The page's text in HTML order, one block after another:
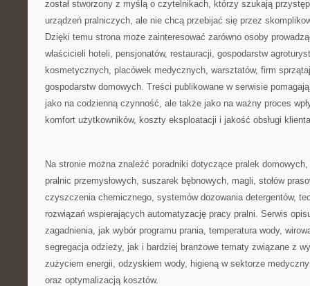
został stworzony z myślą o czytelnikach, którzy szukają
urządzeń pralniczych, ale nie chcą przebijać się przez
Dzięki temu strona może zainteresować zarówno osoby
właścicieli hoteli, pensjonatów, restauracji, gospodarstw
kosmetycznych, placówek medycznych, warsztatów, firm
gospodarstw domowych. Treści publikowane w serwisie
jako na codzienną czynność, ale także jako na ważny proces
komfort użytkowników, koszty eksploatacji i jakość obsługi
Na stronie można znaleźć poradniki dotyczące pralek domowych,
pralnic przemysłowych, suszarek bębnowych, magli, stołów
czyszczenia chemicznego, systemów dozowania detergentów,
rozwiązań wspierających automatyzację pracy pralni. Serwis
zagadnienia, jak wybór programu prania, temperatura wody,
segregacja odzieży, jak i bardziej branżowe tematy związane z
zużyciem energii, odzyskiem wody, higieną w sektorze
oraz optymalizacją kosztów.